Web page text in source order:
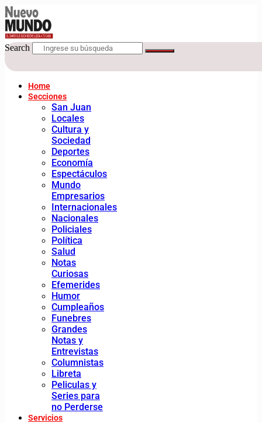
Search
Home
Secciones
San Juan
Locales
Cultura y
Sociedad
Deportes
Economía
Espectáculos
Mundo
Empresarios
Internacionales
Nacionales
Policiales
Política
Salud
Notas
Curiosas
Efemerides
Humor
Cumpleaños
Funebres
Grandes
Notas y
Entrevistas
Columnistas
Libreta
Peliculas y
Series para
no Perderse
Servicios